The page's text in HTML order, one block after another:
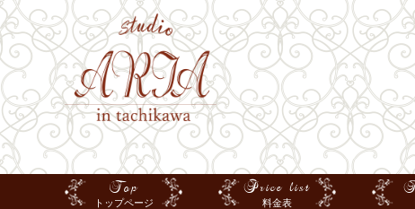
Top
トップページ
Price list
料金表